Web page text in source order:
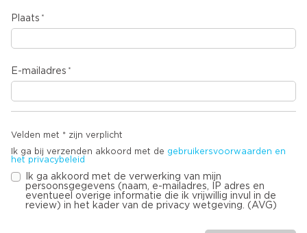
Plaats
E-mailadres
Velden met * zijn verplicht
Ik ga bij verzenden akkoord met de gebruikersvoorwaarden en
het privacybeleid
Ik ga akkoord met de verwerking van mijn
persoonsgegevens (naam, e-mailadres, IP adres en
eventueel overige informatie die ik vrijwillig invul in de
review) in het kader van de privacy wetgeving. (AVG)